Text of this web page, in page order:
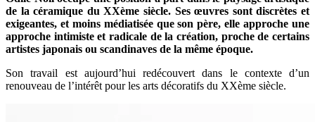
de la céramique du XXème siècle. Ses œuvres sont discrètes et
exigeantes, et moins médiatisée que son père, elle approche une
approche intimiste et radicale de la création, proche de certains
artistes japonais ou scandinaves de la même époque.
Son travail est aujourd’hui redécouvert dans le contexte d’un
renouveau de l’intérêt pour les arts décoratifs du XXème siècle.